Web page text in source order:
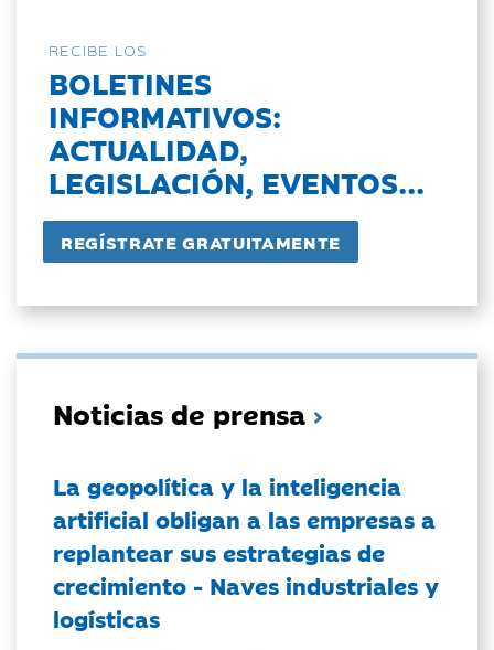
RECIBE LOS
BOLETINES
INFORMATIVOS:
ACTUALIDAD,
LEGISLACIÓN, EVENTOS...
Noticias de prensa
La geopolítica y la inteligencia
artificial obligan a las empresas a
replantear sus estrategias de
crecimiento - Naves industriales y
logísticas